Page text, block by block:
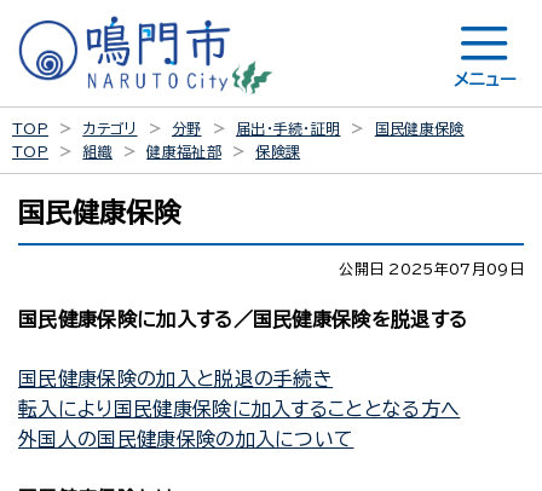
メニュー
TOP カテゴリ 分野 届出・手続・証明
国民健康保険
TOP
組織 健康福祉部 保険課
国民健康保険
公開日 2025年07月09日
国民健康保険に加入する／国民健康保険を脱退する
国民健康保険の加入と脱退の手続き
転入により国民健康保険に加入することとなる方へ
外国人の国民健康保険の加入について